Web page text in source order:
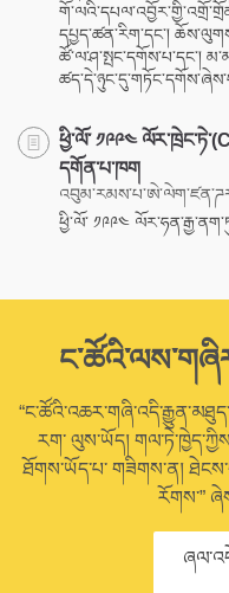
དཔྱད་ཚན་རིག་དང་།
ཚོ་ལ་ཤ་སྤང་དགོས་པ་དང་།
ཕྱི་ལོ་ ༡༩༩༤
དགོན་པ་ཁག
ཕྱི་ལོ་ ༡༩༩༤
རག་ ལུས་ཡོད།
ཐོགས་ཡོད་པ་ གཟིགས་ན།
རོགས་”